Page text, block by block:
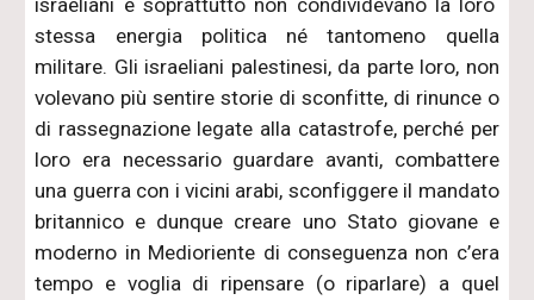
stessa energia politica né tantomeno quella
militare. Gli israeliani palestinesi, da parte loro, non
volevano più sentire storie di sconfitte, di rinunce o
di rassegnazione legate alla catastrofe, perché per
loro era necessario guardare avanti, combattere
una guerra con i vicini arabi, sconfiggere il mandato
britannico e dunque creare uno Stato giovane e
moderno in Medioriente di conseguenza non c’era
tempo e voglia di ripensare (o riparlare) a quel